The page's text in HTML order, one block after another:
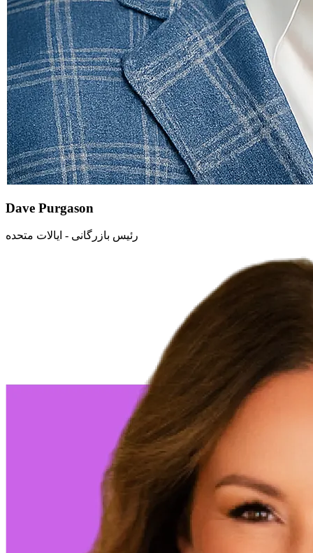
Dave Purgason
رئیس بازرگانی - ایالات متحده